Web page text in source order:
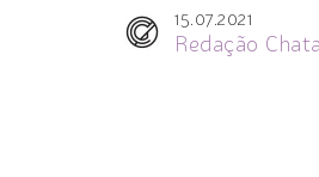
15.07.2021
Redação